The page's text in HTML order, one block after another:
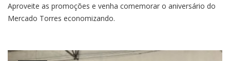
Aproveite as promoções e venha comemorar o aniversário do
Mercado Torres economizando.